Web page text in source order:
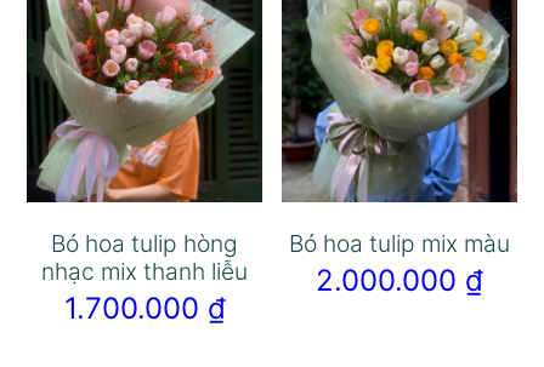
Bó hoa tulip hòng
nhạc mix thanh liễu
1.700.000 ₫
Bó hoa tulip mix màu
2.000.000 ₫